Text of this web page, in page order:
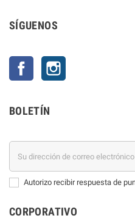
SÍGUENOS
Facebook
BOLETÍN
Autorizo recibir respuesta de
CORPORATIVO